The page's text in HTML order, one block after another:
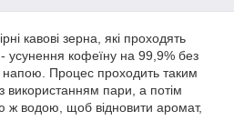
кавові зерна, які проходять
усунення кофеїну на 99,9% без
Процес проходить таким
пари, а потім
ж водою, щоб відновити аромат,